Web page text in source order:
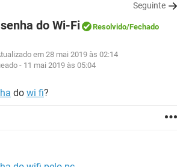
GMAIL
GMAIL
WHATSAPP
EXCEL
WHATSAPP
Seguinte
do Wi-Fi Resolvido/Fechado
em 28 mai 2019 às 02:14
- 11 mai 2019 às 05:04
do wi fi?